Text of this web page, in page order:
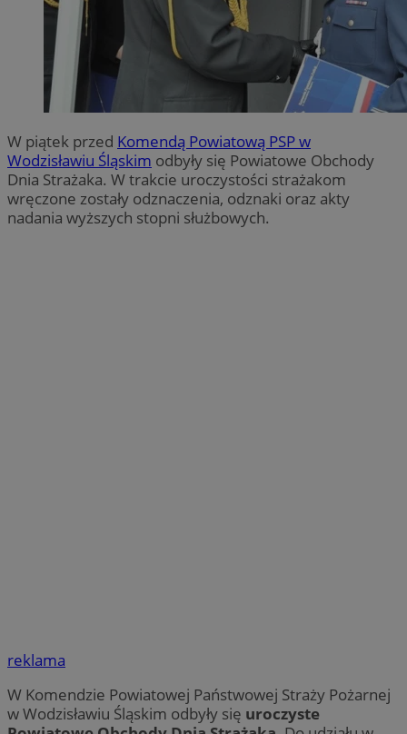
W piątek przed Komendą Powiatową PSP w
Wodzisławiu Śląskim odbyły się Powiatowe Obchody
Dnia Strażaka. W trakcie uroczystości strażakom
wręczone zostały odznaczenia, odznaki oraz akty
nadania wyższych stopni służbowych.
reklama
W Komendzie Powiatowej Państwowej Straży Pożarnej
w Wodzisławiu Śląskim odbyły się uroczyste